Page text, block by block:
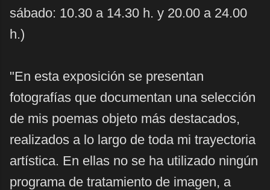
sábado: 10.30 a 14.30 h. y 20.00 a 24.00
h.)
"En esta exposición se presentan
fotografías que documentan una selección
de mis poemas objeto más destacados,
realizados a lo largo de toda mi trayectoria
artística. En ellas no se ha utilizado ningún
programa de tratamiento de imagen, a